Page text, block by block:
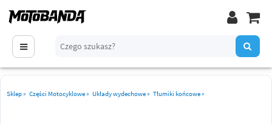
Sklep» Części Motocyklowe» Układy wydechowe» Tłumiki końcowe»